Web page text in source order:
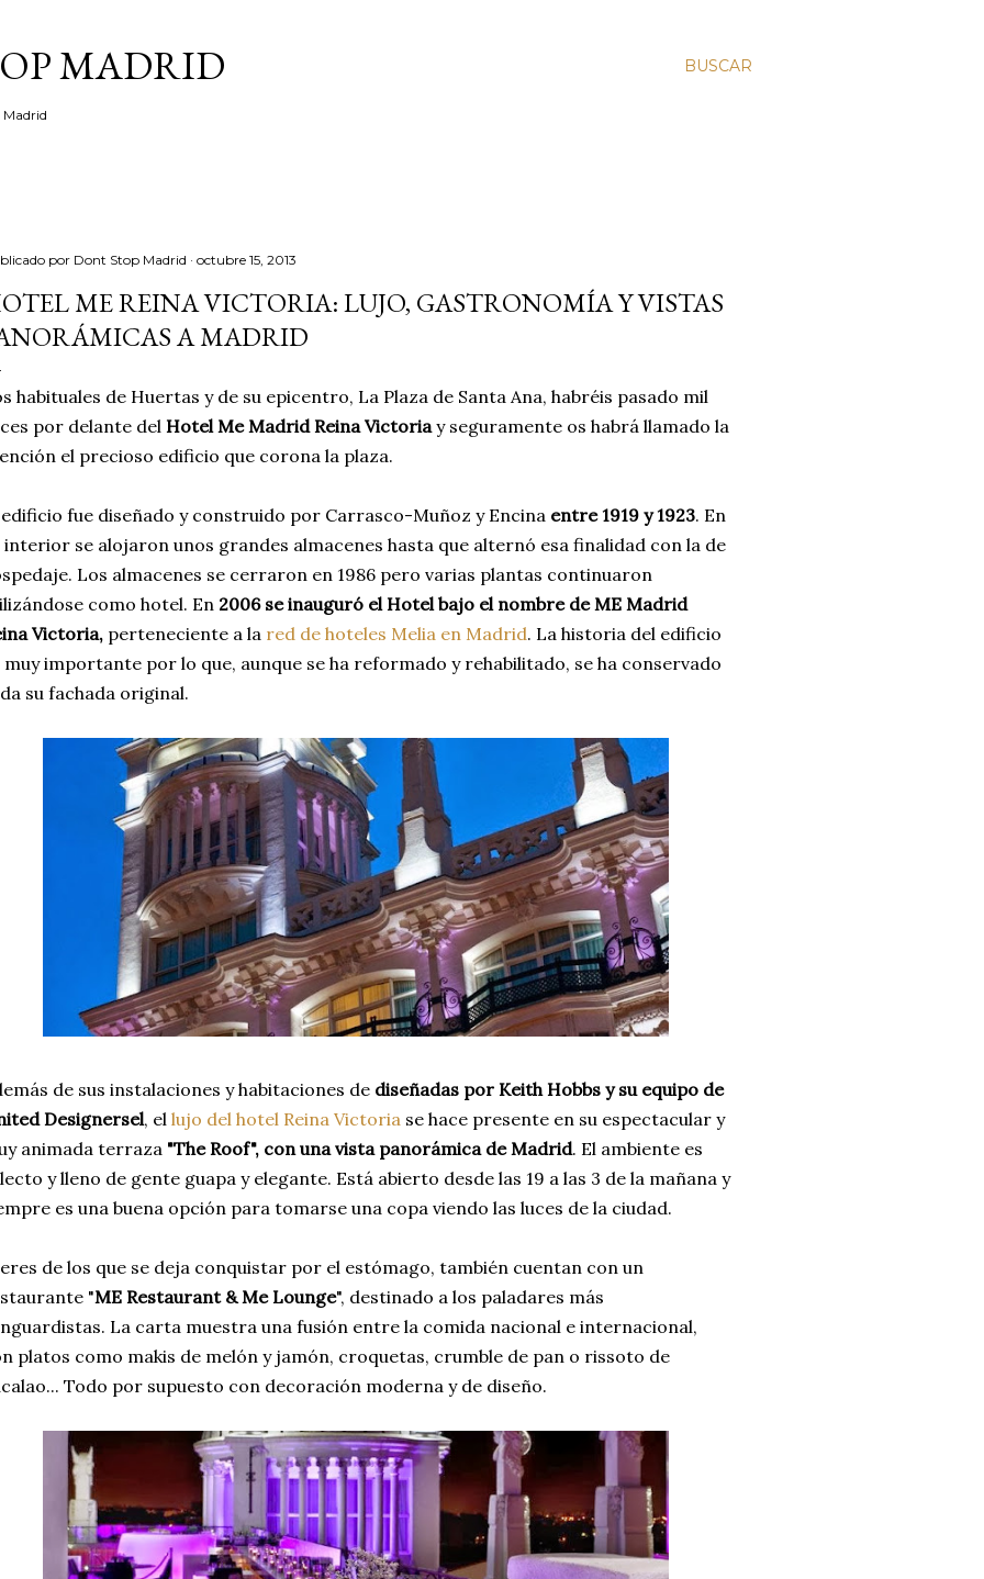
BUSCAR
MADRID
Madrid
por Dont Stop Madrid octubre 15, 2013
ME REINA VICTORIA: LUJO, GASTRONOMÍA Y VISTAS
A MADRID
habituales de Huertas y de su epicentro, La Plaza de Santa Ana, habréis pasado mil
por delante del Hotel Me Madrid Reina Victoriay seguramente os habrá llamado la
el precioso edificio que corona la plaza.
fue diseñado y construido por Carrasco-Muñoz y Encina entre 1919 y 1923. En
interior se alojaron unos grandes almacenes hasta que alternó esa finalidad con la de
Los almacenes se cerraron en 1986 pero varias plantas continuaron
como hotel. En 2006 se inauguró el Hotel bajo el nombre de ME Madrid
Victoria, perteneciente a la red de hoteles Melia en Madrid. La historia del edificio
muy importante por lo que, aunque se ha reformado y rehabilitado, se ha conservado
su fachada original.
de sus instalaciones y habitaciones de diseñadas por Keith Hobbs y su equipo de
Designersel, el lujo del hotel Reina Victoria se hace presente en su espectacular y
animada terraza "The Roof", con una vista panorámica de Madrid. El ambiente es
y lleno de gente guapa y elegante. Está abierto desde las 19 a las 3 de la mañana y
es una buena opción para tomarse una copa viendo las luces de la ciudad.
de los que se deja conquistar por el estómago, también cuentan con un
"ME Restaurant & Me Lounge", destinado a los paladares más
La carta muestra una fusión entre la comida nacional e internacional,
platos como makis de melón y jamón, croquetas, crumble de pan o rissoto de
Todo por supuesto con decoración moderna y de diseño.